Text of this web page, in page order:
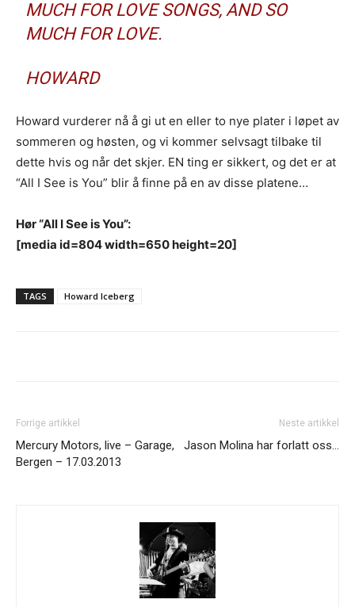
MUCH FOR LOVE SONGS, AND SO
MUCH FOR LOVE.
HOWARD
Howard vurderer nå å gi ut en eller to nye plater i løpet av
sommeren og høsten, og vi kommer selvsagt tilbake til
dette hvis og når det skjer. EN ting er sikkert, og det er at
“All I See is You” blir å finne på en av disse platene…
Hør “All I See is You”:
[media id=804 width=650 height=20]
TAGS Howard Iceberg
Forrige artikkel
Mercury Motors, live – Garage,
Bergen – 17.03.2013
Neste artikkel
Jason Molina har forlatt oss…